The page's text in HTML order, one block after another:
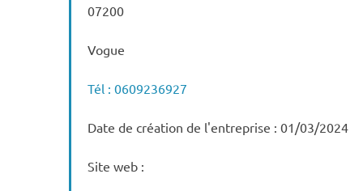
07200
Vogue
Tél : 0609236927
Date de création de l'entreprise : 01/03/2024
Site web :